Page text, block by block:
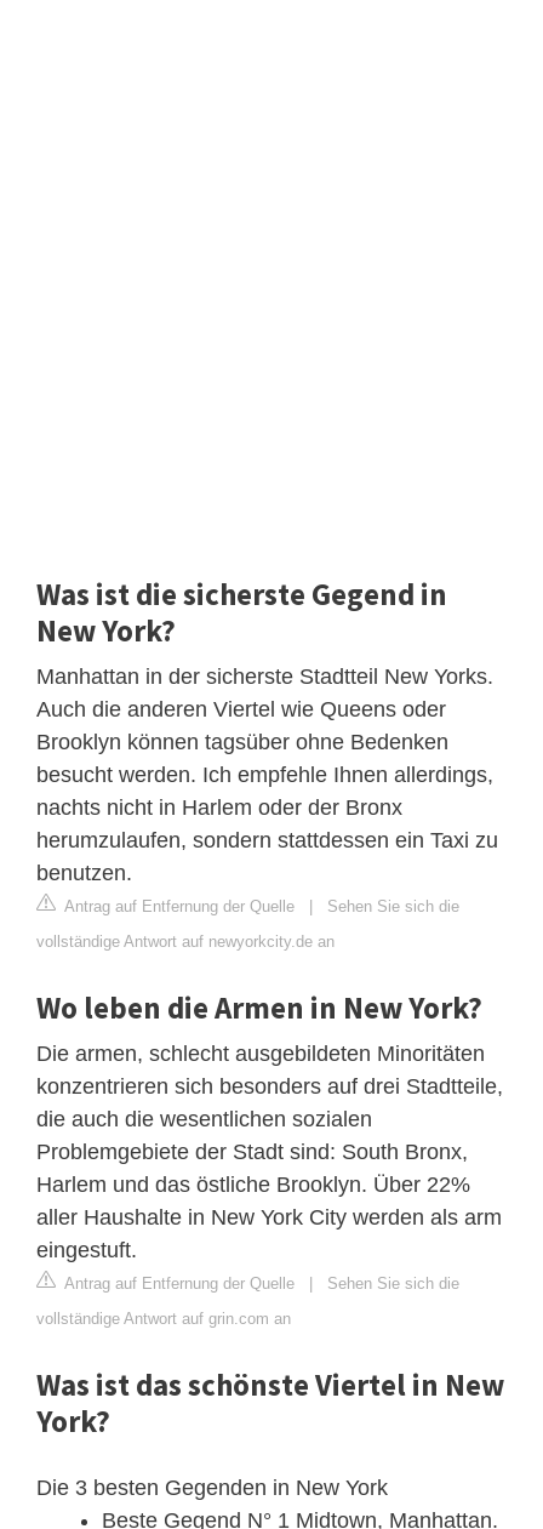
Was ist die sicherste Gegend in
New York?
Manhattan in der sicherste Stadtteil New Yorks.
Auch die anderen Viertel wie Queens oder
Brooklyn können tagsüber ohne Bedenken
besucht werden. Ich empfehle Ihnen allerdings,
nachts nicht in Harlem oder der Bronx
herumzulaufen, sondern stattdessen ein Taxi zu
benutzen.
Antrag auf Entfernung der Quelle | Sehen Sie sich die
vollständige Antwort auf newyorkcity.de an
Wo leben die Armen in New York?
Die armen, schlecht ausgebildeten Minoritäten
konzentrieren sich besonders auf drei Stadtteile,
die auch die wesentlichen sozialen
Problemgebiete der Stadt sind: South Bronx,
Harlem und das östliche Brooklyn. Über 22%
aller Haushalte in New York City werden als arm
eingestuft.
Antrag auf Entfernung der Quelle | Sehen Sie sich die
vollständige Antwort auf grin.com an
Was ist das schönste Viertel in New
York?
Die 3 besten Gegenden in New York
Beste Gegend N° 1 Midtown, Manhattan.